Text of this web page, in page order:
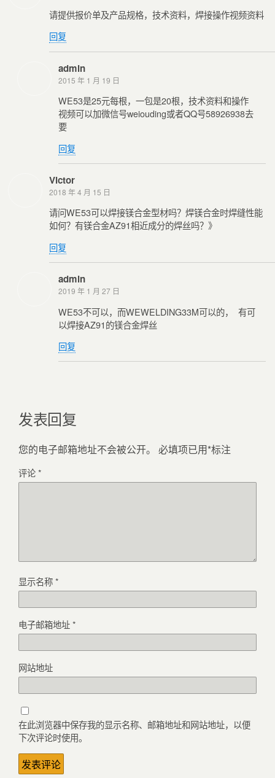
请提供报价单及产品规格，技术资料，焊接操作视频资料
回复
admin
2015 年 1 月 19 日
WE53是25元每根，一包是20根，技术资料和操作
视频可以加微信号weiouding或者QQ号58926938去
要
回复
Victor
2018 年 4 月 15 日
请问WE53可以焊接镁合金型材吗？焊镁合金时焊缝性能
如何？有镁合金AZ91相近成分的焊丝吗？》
回复
admin
2019 年 1 月 27 日
WE53不可以，而WEWELDING33M可以的， 有可
以焊接AZ91的镁合金焊丝
回复
发表回复
您的电子邮箱地址不会被公开。 必填项已用*标注
评论*
显示名称*
电子邮箱地址*
网站地址
在此浏览器中保存我的显示名称、邮箱地址和网站地址，以便
下次评论时使用。